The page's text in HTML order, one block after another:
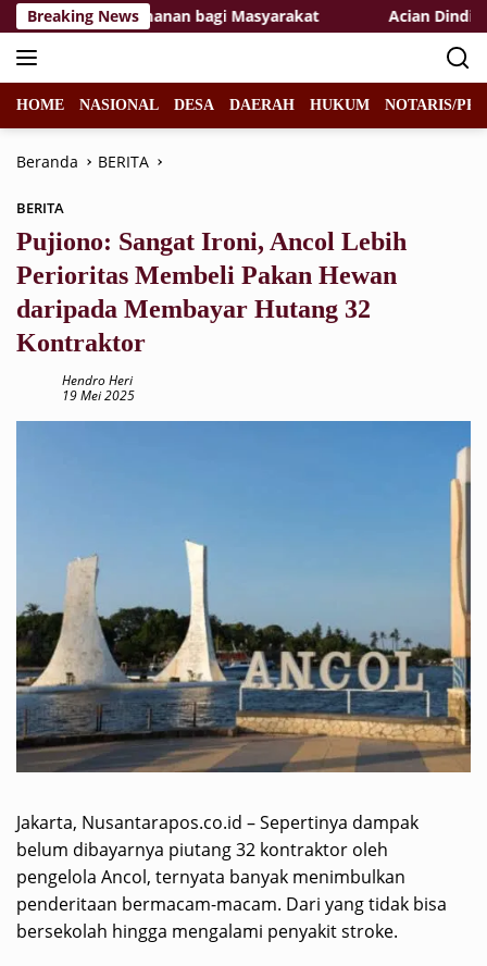
Langsung
ke
konten
Breaking News
Kenyamanan bagi Masyarakat Acian Dinding
HOME NASIONAL DESA DAERAH HUKUM NOTARIS/
Beranda BERITA
BERITA
Pujiono: Sangat Ironi, Ancol Lebih
Perioritas Membeli Pakan Hewan
daripada Membayar Hutang 32
Kontraktor
Hendro Heri
19 Mei 2025
Jakarta, Nusantarapos.co.id – Sepertinya dampak
belum dibayarnya piutang 32 kontraktor oleh
pengelola Ancol, ternyata banyak menimbulkan
penderitaan bermacam-macam. Dari yang tidak bisa
bersekolah hingga mengalami penyakit stroke.